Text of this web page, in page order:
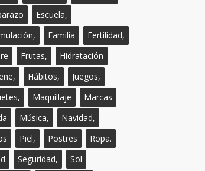
Escuela,
Familia
Fertilidad,
Frutas,
Hidratación
Hábitos,
Juegos,
Maquillaje
Marcas
Música,
Navidad,
Piel, Postres
Ropa.
Seguridad,
Sol